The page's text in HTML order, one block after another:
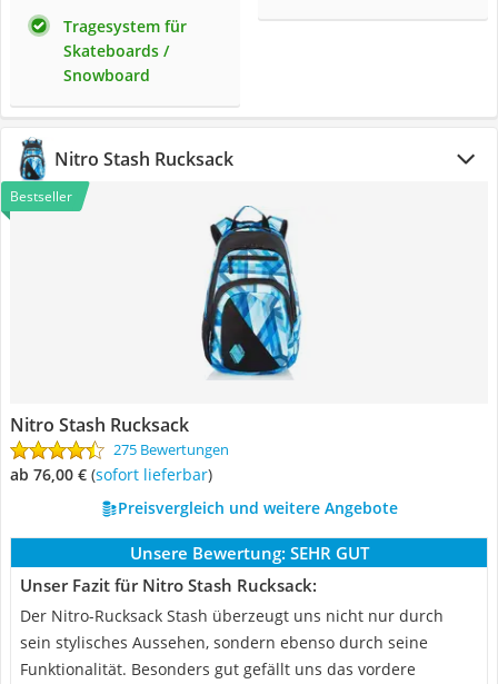
Tragesystem für
Skateboards /
Snowboard
Nitro Stash Rucksack
Bestseller
Nitro Stash Rucksack
275 Bewertungen
ab 76,00 € ( Sofort lieferbar)
Preisvergleich und weitere Angebote
Unsere Bewertung: SEHR GUT
Unser Fazit für Nitro Stash Rucksack:
Der Nitro-Rucksack Stash überzeugt uns nicht nur durch
sein stylisches Aussehen, sondern ebenso durch seine
Funktionalität. Besonders gut gefällt uns das vordere